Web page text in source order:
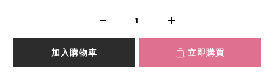
加入購物車 立即購買